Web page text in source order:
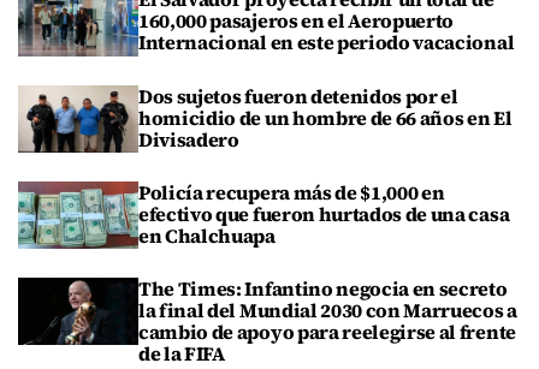
160,000 pasajeros en el Aeropuerto
Internacional en este periodo vacacional
Dos sujetos fueron detenidos por el
homicidio de un hombre de 66 años en El
Divisadero
Policía recupera más de $1,000 en
efectivo que fueron hurtados de una casa
en Chalchuapa
The Times: Infantino negocia en secreto
la final del Mundial 2030 con Marruecos a
cambio de apoyo para reelegirse al frente
de la FIFA